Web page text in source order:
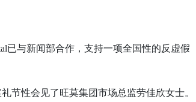
与新闻部合作，支持一项全国性的反虚假
节性会见了旺莫集团市场总监劳佳欣女士。